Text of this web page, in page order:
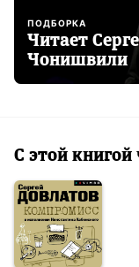
ПОДБОРКА
Читает
Чонишвили
С этой